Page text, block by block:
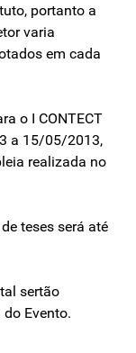
portanto a
varia
em cada
o I CONTECT
a 15/05/2013,
realizada no
teses será até
sertão
Evento.